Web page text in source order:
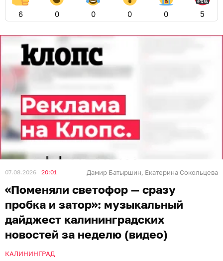
6 0 0 0 0 5
07.08.2026 20:01 Дамир Батыршин, Екатерина Сокольцева
«Поменяли светофор — сразу
пробка и затор»: музыкальный
дайджест калининградских
новостей за неделю (видео)
КАЛИНИНГРАД